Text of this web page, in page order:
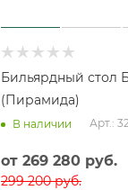
Бильярдный стол
(Пирамида)
В наличии Арт.:
от 269 280 руб.
299 200 руб.